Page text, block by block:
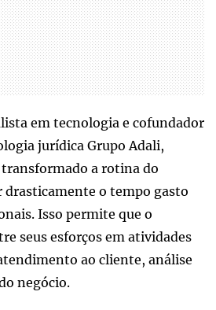
em tecnologia e cofundador
jurídica Grupo Adali,
a rotina do
drasticamente o tempo gasto
Isso permite que o
seus esforços em atividades
ao cliente, análise
negócio.